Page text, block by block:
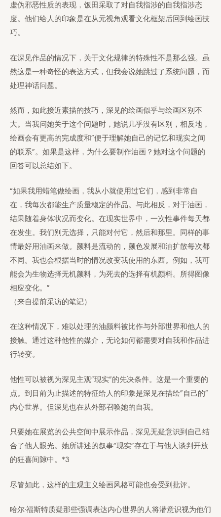
虚伪邪恶性质的表现，饭田采取了对自我指涉的自我指涉态
度。他们给人的印象是在从元视角观看文化框架后回到绘画技
巧。
在深见作品的情况下，关于文化规律的特殊性不是那么强。虽
然这是一种奇怪的表达方式，但我会说她跳过了系统问题，而
处理神话问题。
然而，如此接近素描的技巧，深见的绘画似乎与绘画区别不
大。当我问她关于这个问题时，她说几乎没有区别，相反地，
绘画会有更高的完成度和”便于理解她自己的记忆和现实之间
的联系”。如果是这样，为什么要制作油画？她对这个问题的
回答可以总结如下。
“如果我用蜡笔做绘画，我从小就使用过它们，感到非常自
在，我每次都能生产质量稳定的作品。与此相反，对于油画，
结果随着身体状况而变化。在现实世界中，一次性事件每天都
在发生。我们别无选择，只能对付它，然后和那里。同样的事
情最好用油画来做。颜料是流动的，颜色发展和油扩散每次都
不同。我也会根据当时的情况改变我使用的东西。例如，我可
能会为生物选择无机颜料，为死去的选择有机颜料。所得图像
相应变化。”
（来自提前采访的笔记）
在这种情况下，难以处理的油颜料被比作与外部世界和他人的
接触。通过这种他性的媒介，无论如何都需要对自我和作品进
行转变。
他性可以被视为深见主观”现实”的先决条件。这是一个重要的
点。到目前为止描述的特征给人的印象是深见在描绘”自己的”
内心世界。但深见也在从外部召唤她的自我。
只要她在展览的公共空间中展示作品，深见无疑意识到自己结
合了他人眼光。她所讲述的叙事”现实”存在于与他人谈判开放
的狂喜间隙中。*3
尽管如此，这样的主观主义绘画风格可能也会受到批评。
哈尔·福斯特质疑那些强调表达内心世界的人将潜意识视为他们